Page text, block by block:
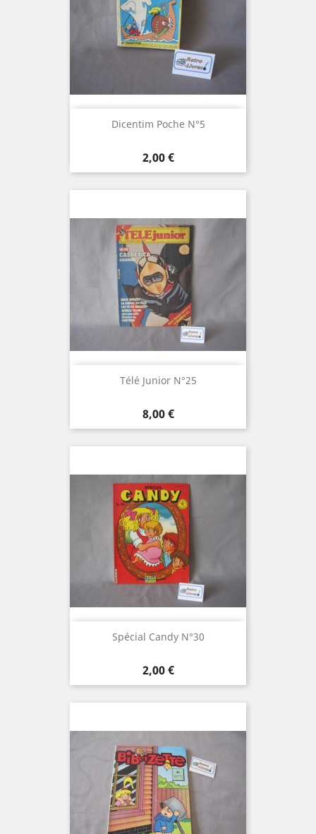
Dicentim Poche N°5
Prix
2,00 €
Télé Junior N°25
Prix
8,00 €
Spécial Candy N°30
Prix
2,00 €